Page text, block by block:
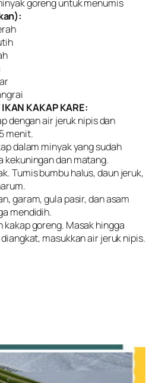
goreng untuk menumis
KAKAP KARE:
dengan air jeruk nipis dan
menit.
dalam minyak yang sudah
kekuningan dan matang.
Tumis bumbu halus, daun jeruk,
garam, gula pasir, dan asam
mendidih.
kakap goreng. Masak hingga
masukkan air jeruk nipis.